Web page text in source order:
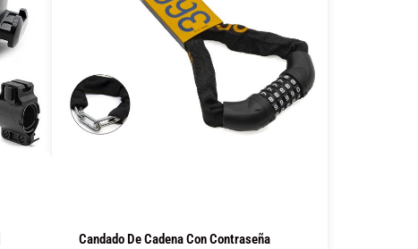
Candado De Cadena Con Contraseña